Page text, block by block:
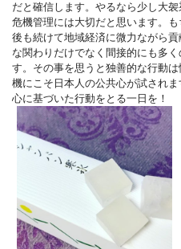
だと確信します。やるなら少し大
危機管理には大切だと思います。
後も続けて地域経済に微力ながら貢
な関わりだけでなく間接的にも多
す。その事を思うと独善的な行動
機にこそ日本人の公共心が試され
心に基づいた行動をとる一日を！